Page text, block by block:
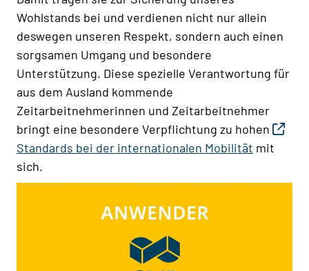
Wohlstands bei und verdienen nicht nur allein
deswegen unseren Respekt, sondern auch einen
sorgsamen Umgang und besondere
Unterstützung. Diese spezielle Verantwortung für
aus dem Ausland kommende
Zeitarbeitnehmerinnen und Zeitarbeitnehmer
bringt eine besondere Verpflichtung zu hohen
Standards bei der internationalen Mobilität mit
sich.